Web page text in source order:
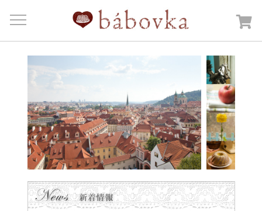
Menu
HOME
商品カテゴリー
日記
bábovkaについて
ご注文・送料について
お問合せ